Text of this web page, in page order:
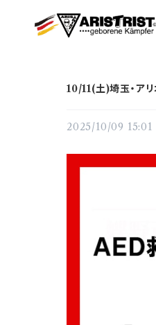
10/11(土)埼玉・ア
2025/10/09 15:01